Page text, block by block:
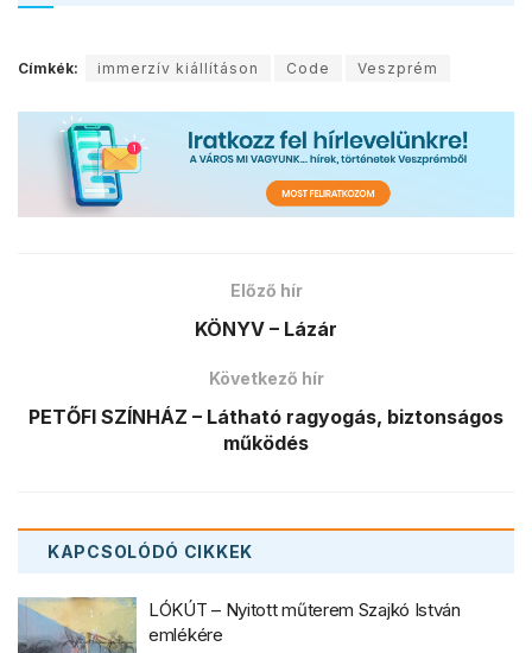
Címkék: immerzív kiállításon Code Veszprém
Előző hír
KÖNYV – Lázár
Következő hír
PETŐFI SZÍNHÁZ – Látható ragyogás, biztonságos
működés
KAPCSOLÓDÓ CIKKEK
LÓKÚT – Nyitott műterem Szajkó István
emlékére